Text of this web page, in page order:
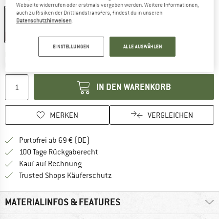
Lieferzeit: 2-4 Werktage Der Link öffnet sich in einer Infobox und
IN DEN WARENKORB
MERKEN VERGLEICHEN
Portofrei ab 69 € (DE)
100 Tage Rückgaberecht
Kauf auf RechnungFinde die Zahlungs-Infos hier! Öffnet
Trusted Shops Käuferschutz
MATERIALINFOS & FEATURES
Webseite widerrufen oder erstmals vergeben werden. Weitere Informationen,
auch zu Risiken der Drittlandstransfers, findest du in unseren
Datenschutzhinweisen.
EINSTELLUNGEN ALLE AUSWÄHLEN